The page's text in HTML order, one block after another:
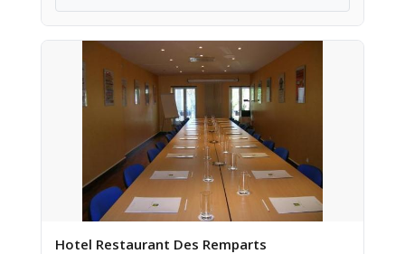
Hotel Restaurant Des Remparts